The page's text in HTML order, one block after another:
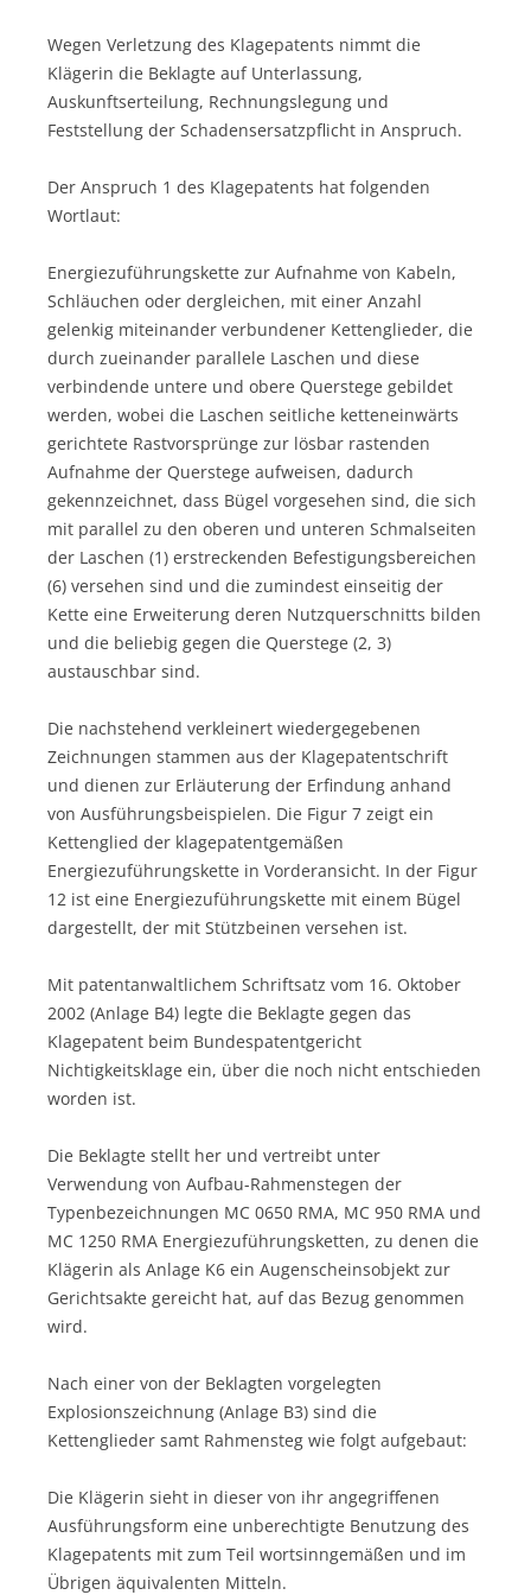
Wegen Verletzung des Klagepatents nimmt die
Klägerin die Beklagte auf Unterlassung,
Auskunftserteilung, Rechnungslegung und
Feststellung der Schadensersatzpflicht in Anspruch.
Der Anspruch 1 des Klagepatents hat folgenden
Wortlaut:
Energiezuführungskette zur Aufnahme von Kabeln,
Schläuchen oder dergleichen, mit einer Anzahl
gelenkig miteinander verbundener Kettenglieder, die
durch zueinander parallele Laschen und diese
verbindende untere und obere Querstege gebildet
werden, wobei die Laschen seitliche ketteneinwärts
gerichtete Rastvorsprünge zur lösbar rastenden
Aufnahme der Querstege aufweisen, dadurch
gekennzeichnet, dass Bügel vorgesehen sind, die sich
mit parallel zu den oberen und unteren Schmalseiten
der Laschen (1) erstreckenden Befestigungsbereichen
(6) versehen sind und die zumindest einseitig der
Kette eine Erweiterung deren Nutzquerschnitts bilden
und die beliebig gegen die Querstege (2, 3)
austauschbar sind.
Die nachstehend verkleinert wiedergegebenen
Zeichnungen stammen aus der Klagepatentschrift
und dienen zur Erläuterung der Erfindung anhand
von Ausführungsbeispielen. Die Figur 7 zeigt ein
Kettenglied der klagepatentgemäßen
Energiezuführungskette in Vorderansicht. In der Figur
12 ist eine Energiezuführungskette mit einem Bügel
dargestellt, der mit Stützbeinen versehen ist.
Mit patentanwaltlichem Schriftsatz vom 16. Oktober
2002 (Anlage B4) legte die Beklagte gegen das
Klagepatent beim Bundespatentgericht
Nichtigkeitsklage ein, über die noch nicht entschieden
worden ist.
Die Beklagte stellt her und vertreibt unter
Verwendung von Aufbau-Rahmenstegen der
Typenbezeichnungen MC 0650 RMA, MC 950 RMA und
MC 1250 RMA Energiezuführungsketten, zu denen die
Klägerin als Anlage K6 ein Augenscheinsobjekt zur
Gerichtsakte gereicht hat, auf das Bezug genommen
wird.
Nach einer von der Beklagten vorgelegten
Explosionszeichnung (Anlage B3) sind die
Kettenglieder samt Rahmensteg wie folgt aufgebaut:
Die Klägerin sieht in dieser von ihr angegriffenen
Ausführungsform eine unberechtigte Benutzung des
Klagepatents mit zum Teil wortsinngemäßen und im
Übrigen äquivalenten Mitteln.